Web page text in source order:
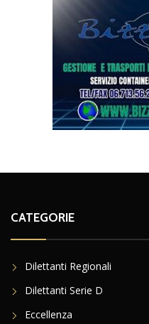
CATEGORIE
Dilettanti Regionali
Dilettanti Serie D
Eccellenza